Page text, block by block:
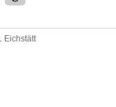
Eichstätt